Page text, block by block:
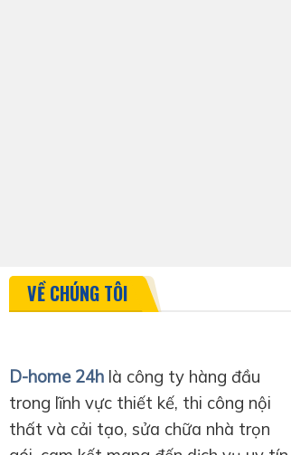
VỀ CHÚNG TÔI
D-home 24h là công ty hàng đầu
trong lĩnh vực thiết kế, thi công nội
thất và cải tạo, sửa chữa nhà trọn